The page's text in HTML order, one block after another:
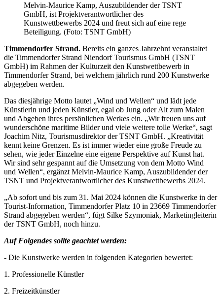
Melvin-Maurice Kamp, Auszubildender der TSNT
GmbH, ist Projektverantwortlicher des
Kunstwettbewerbs 2024 und freut sich auf eine rege
Beteiligung. (Foto: TSNT GmbH)
Timmendorfer Strand. Bereits ein ganzes Jahrzehnt veranstaltet
die Timmendorfer Strand Niendorf Tourismus GmbH (TSNT
GmbH) im Rahmen der Kulturzeit den Kunstwettbewerb in
Timmendorfer Strand, bei welchem jährlich rund 200 Kunstwerke
abgegeben werden.
Das diesjährige Motto lautet „Wind und Wellen“ und lädt jede
Künstlerin und jeden Künstler, egal ob Jung oder Alt zum Malen
und Abgeben ihres persönlichen Werkes ein. „Wir freuen uns auf
wunderschöne maritime Bilder und viele weitere tolle Werke“, sagt
Joachim Nitz, Tourismusdirektor der TSNT GmbH. „Kreativität
kennt keine Grenzen. Es ist immer wieder eine große Freude zu
sehen, wie jeder Einzelne eine eigene Perspektive auf Kunst hat.
Wir sind sehr gespannt auf die Umsetzung von dem Motto Wind
und Wellen“, ergänzt Melvin-Maurice Kamp, Auszubildender der
TSNT und Projektverantwortlicher des Kunstwettbewerbs 2024.
„Ab sofort und bis zum 31. Mai 2024 können die Kunstwerke in der
Tourist-Information, Timmendorfer Platz 10 in 23669 Timmendorfer
Strand abgegeben werden“, fügt Silke Szymoniak, Marketingleiterin
der TSNT GmbH, noch hinzu.
Auf Folgendes sollte geachtet werden:
- Die Kunstwerke werden in folgenden Kategorien bewertet:
1. Professionelle Künstler
2. Freizeitkünstler